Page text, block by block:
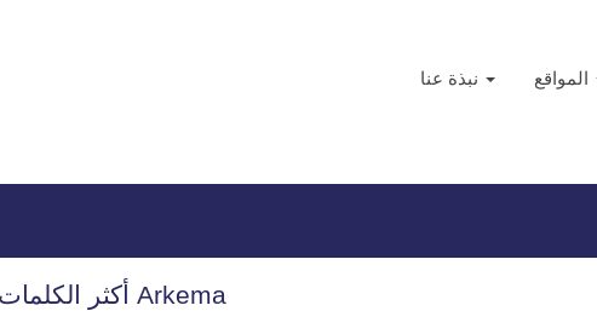
أكثر الكلمات الأساسية استخدامًا للبحث عن وظائف Arkema